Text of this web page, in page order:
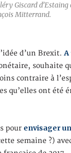
Giscard
Mitterrand.
d’un Brexit.A
souhaite
contraire à
qu’elles ont
pour envisager
semaine ?)